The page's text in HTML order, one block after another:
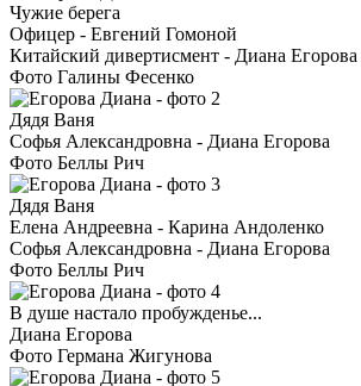
Чужие берега
Офицер - Евгений Гомоной
Китайский дивертисмент - Диана Егорова
Фото Галины Фесенко
Дядя Ваня
Софья Александровна - Диана Егорова
Фото Беллы Рич
Дядя Ваня
Елена Андреевна - Карина Андоленко
Софья Александровна - Диана Егорова
Фото Беллы Рич
В душе настало пробужденье...
Диана Егорова
Фото Германа Жигунова